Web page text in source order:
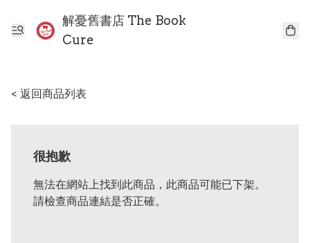
解憂舊書店 The Book
Cure
< 返回商品列表
很抱歉
無法在網站上找到此商品，此商品可能已下架。
請檢查商品連結是否正確。